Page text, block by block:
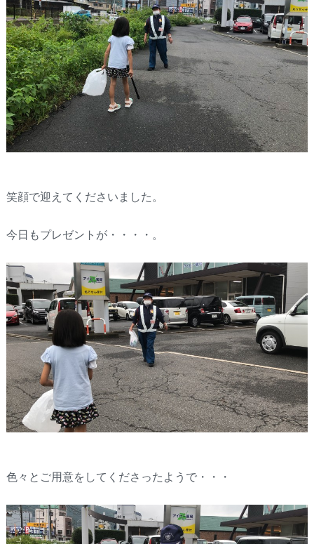
笑顔で迎えてくださいました。
今日もプレゼントが・・・・。
色々とご用意をしてくださったようで・・・